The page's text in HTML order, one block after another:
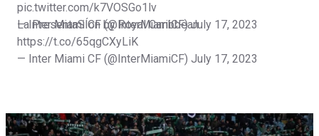
pic.twitter.com/k7VOSGo1lv
— Inter Miami CF (@InterMiamiCF)July 17, 2023
La PresentaSÍon by Royal Caribbean
https://t.co/65qgCXyLiK
— Inter Miami CF (@InterMiamiCF) July 17, 2023